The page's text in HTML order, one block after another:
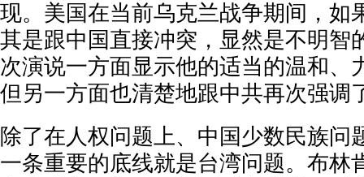
现。美国在当前乌克兰战争期间，如
其是跟中国直接冲突，显然是不明智
次演说一方面显示他的适当的温和、
但另一方面也清楚地跟中共再次强调
除了在人权问题上、中国少数民族问
一条重要的底线就是台湾问题。布林